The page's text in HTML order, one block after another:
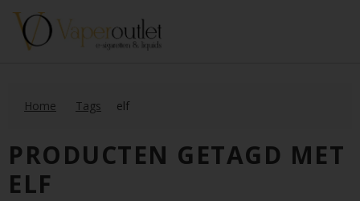
Home Tags elf
PRODUCTEN GETAGD MET
ELF